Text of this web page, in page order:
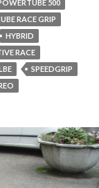
500
RACE GRIP
HYBRID
RACE
SPEEDGRIP